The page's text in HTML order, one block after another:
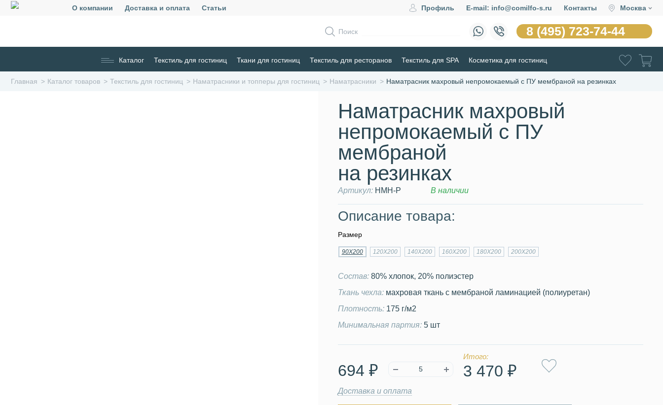
О компании Доставка и оплата Статьи Профиль E-mail: info@comilfo-s.ru Контакты Москва
Поиск 8 (495) 723-74-44
Каталог Текстиль для гостиниц Ткани для гостиниц Текстиль для ресторанов Текстиль для SPA Косметика для гостиниц
Главная Каталог товаров Текстиль для гостиниц Наматрасники и топперы для гостиниц Наматрасники Наматрасник махровый непромокаемый c ПУ мембраной на резинках
Наматрасник махровый
непромокаемый c ПУ
мембраной
на резинках
Артикул: НМН-Р В наличии
Описание товара:
Размер
90Х200 120Х200 140Х200 160Х200 180Х200 200Х200
Состав: 80% хлопок, 20% полиэстер
Ткань чехла: махровая ткань с мембраной ламинацией (полиуретан)
Плотность: 175 г/м2
Минимальная партия: 5 шт
694 ₽
Итого:
3 470 ₽
Доставка и оплата